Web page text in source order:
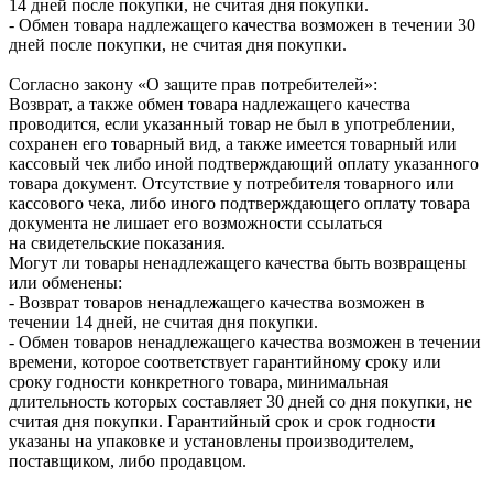
14 дней после покупки, не считая дня покупки.
- Обмен товара надлежащего качества возможен в течении 30
дней после покупки, не считая дня покупки.
Согласно закону «О защите прав потребителей»:
Возврат, а также обмен товара надлежащего качества
проводится, если указанный товар не был в употреблении,
сохранен его товарный вид, а также имеется товарный или
кассовый чек либо иной подтверждающий оплату указанного
товара документ. Отсутствие у потребителя товарного или
кассового чека, либо иного подтверждающего оплату товара
документа не лишает его возможности ссылаться
на свидетельские показания.
Могут ли товары ненадлежащего качества быть возвращены
или обменены:
- Возврат товаров ненадлежащего качества возможен в
течении 14 дней, не считая дня покупки.
- Обмен товаров ненадлежащего качества возможен в течении
времени, которое соответствует гарантийному сроку или
сроку годности конкретного товара, минимальная
длительность которых составляет 30 дней со дня покупки, не
считая дня покупки. Гарантийный срок и срок годности
указаны на упаковке и установлены производителем,
поставщиком, либо продавцом.